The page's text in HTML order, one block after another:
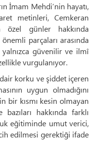
İmam Mehdi’nin hayatı,
metinleri, Cemkeran
günler hakkında
parçaları arasında
güvenilir ve ilmî
vurgulanıyor.
korku ve şiddet içeren
uygun olmadığını
bir kısmı kesin olmayan
hakkında farklı
eğitiminde umut verici,
edilmesi gerektiği ifade